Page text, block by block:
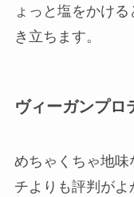
ょっと塩をかける
き立ちます。
ヴィーガンプロ
めちゃくちゃ地
チよりも評判が